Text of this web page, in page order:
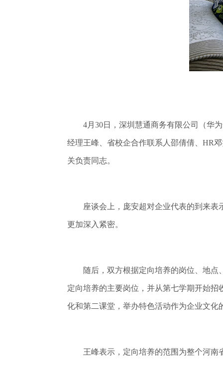
4月30日，深圳慧通商务有限公司（华为
经理王峰、省校企合作联系人邵倩倩、HR
关负责同志。
座谈会上，庞安超对企业代表的到来表示
更加深入紧密。
随后，双方根据定向培养的岗位、地点、
定向培养的主要岗位，并从第七学期开始
化和第二课堂，举办特色活动作为企业文
王峰表示，定向培养的范围为整个河南